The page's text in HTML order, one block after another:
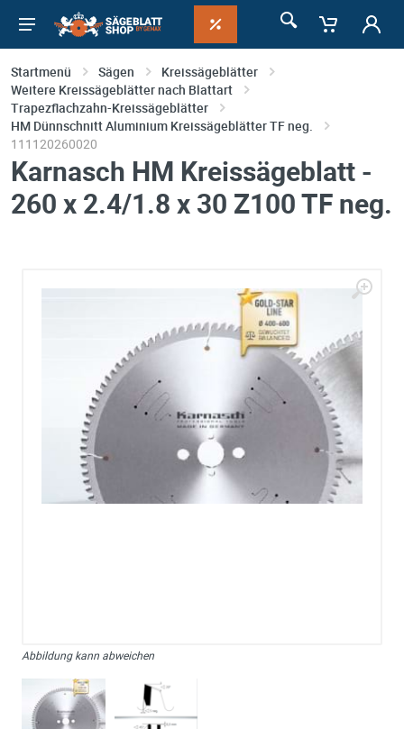
Startmenü Sägen
Kreissägeblätter
Weitere Kreissägeblätter nach Blattart
Trapezflachzahn-Kreissägeblätter
HM Dünnschnitt Aluminium Kreissägeblätter TF neg.
111120260020
Karnasch HM Kreissägeblatt -
260 x 2.4/1.8 x 30 Z100 TF neg.
Abbildung kann abweichen